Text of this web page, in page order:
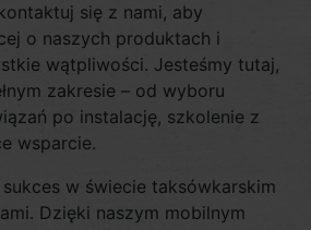
się z nami, aby
o naszych produktach i
wątpliwości. Jesteśmy tutaj,
zakresie – od wyboru
po instalację, szkolenie z
wsparcie.
w świecie taksówkarskim
Dzięki naszym mobilnym